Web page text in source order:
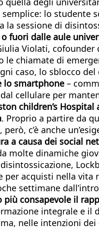
lo studente
sessione di
fuori dalle aule
Violati,
le chiamate di
caso, lo sblocco
lo smartphone –
cellulare per
children’s
. Proprio a partire da
c’è anche
a causa dei social
molte dinamiche
per acquisti nella vita
settimane
consapevole il
integrale e il
nelle intenzioni